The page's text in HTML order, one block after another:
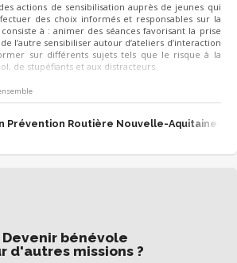
actions de sensibilisation auprès de jeunes qui
des choix informés et responsables sur la
à : animer des séances favorisant la prise
l’autre sensibiliser autour d’ateliers d’interaction
sur différents sujets tels que le risque à la
de stupéfiants et aux distracteurs
Prévention Routière Nouvelle-Aquitaine
Devenir bénévole
d'autres missions ?